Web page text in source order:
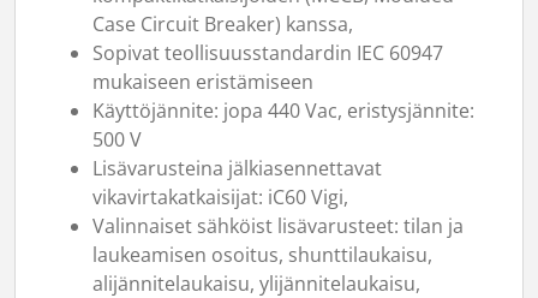
Case Circuit Breaker) kanssa,
Sopivat teollisuusstandardin IEC 60947
mukaiseen eristämiseen
Käyttöjännite: jopa 440 Vac, eristysjännite:
500 V
Lisävarusteina jälkiasennettavat
vikavirtakatkaisijat: iC60 Vigi,
Valinnaiset sähköist lisävarusteet: tilan ja
laukeamisen osoitus, shunttilaukaisu,
alijännitelaukaisu, ylijännitelaukaisu,